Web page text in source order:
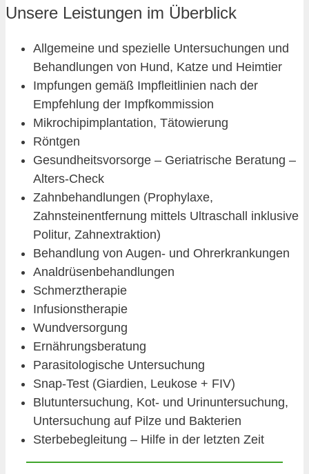
Unsere Leistungen im Überblick
Allgemeine und spezielle Untersuchungen und
Behandlungen von Hund, Katze und Heimtier
Impfungen gemäß Impfleitlinien nach der
Empfehlung der Impfkommission
Mikrochipimplantation, Tätowierung
Röntgen
Gesundheitsvorsorge – Geriatrische Beratung –
Alters-Check
Zahnbehandlungen (Prophylaxe,
Zahnsteinentfernung mittels Ultraschall inklusive
Politur, Zahnextraktion)
Behandlung von Augen- und Ohrerkrankungen
Analdrüsenbehandlungen
Schmerztherapie
Infusionstherapie
Wundversorgung
Ernährungsberatung
Parasitologische Untersuchung
Snap-Test (Giardien, Leukose + FIV)
Blutuntersuchung, Kot- und Urinuntersuchung,
Untersuchung auf Pilze und Bakterien
Sterbebegleitung – Hilfe in der letzten Zeit